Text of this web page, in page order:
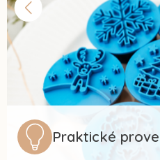
Praktické